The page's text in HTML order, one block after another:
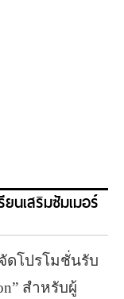
นเสริมซัมเมอร์
ดโปรโมชั่นรับ
สำหรับผู้